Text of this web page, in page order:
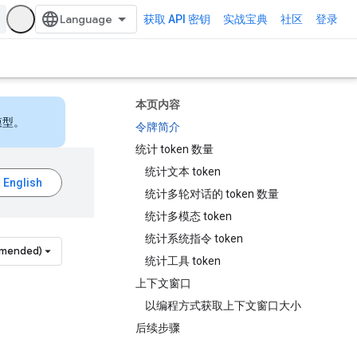
获取 API 密钥 实战宝典 社区 登录
本页内容
令牌简介
统计 token 数量
统计文本 token
统计多轮对话的 token 数量
统计多模态 token
统计系统指令 token
统计工具 token
上下文窗口
以编程方式获取上下文窗口大小
后续步骤
。